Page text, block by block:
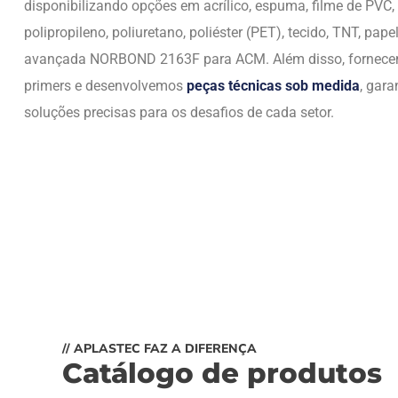
disponibilizando opções em acrílico, espuma, filme de PVC,
polipropileno, poliuretano, poliéster (PET), tecido, TNT,
avançada NORBOND 2163F para ACM. Além disso,
primers e desenvolvemos peças técnicas sob medida,
soluções precisas para os desafios de cada setor.
// APLASTEC FAZ A DIFERENÇA
Catálogo de produtos